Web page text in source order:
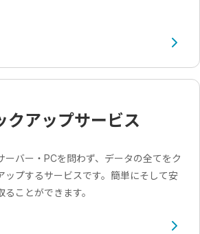
クアップサービス
ーバー・PCを問わず、データの全てをク
ップするサービスです。簡単にそして安
ことができます。